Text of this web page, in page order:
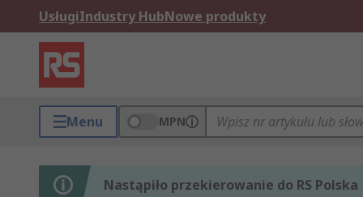
UsługiIndustry HubNowe produkty
Menu MPN
Nastąpiło przekierowanie do RS Polska